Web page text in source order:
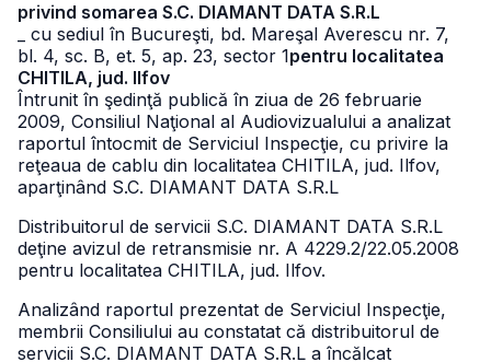
privind somarea S.C. DIAMANT DATA S.R.L
_ cu sediul în Bucureşti, bd. Mareşal Averescu nr. 7,
bl. 4, sc. B, et. 5, ap. 23, sector 1pentru localitatea
CHITILA, jud. Ilfov
Întrunit în şedinţă publică în ziua de 26 februarie
2009, Consiliul Naţional al Audiovizualului a analizat
raportul întocmit de Serviciul Inspecţie, cu privire la
reţeaua de cablu din localitatea CHITILA, jud. Ilfov,
aparţinând S.C. DIAMANT DATA S.R.L
Distribuitorul de servicii S.C. DIAMANT DATA S.R.L
deţine avizul de retransmisie nr. A 4229.2/22.05.2008
pentru localitatea CHITILA, jud. Ilfov.
Analizând raportul prezentat de Serviciul Inspecţie,
membrii Consiliului au constatat că distribuitorul de
servicii S.C. DIAMANT DATA S.R.L a încălcat